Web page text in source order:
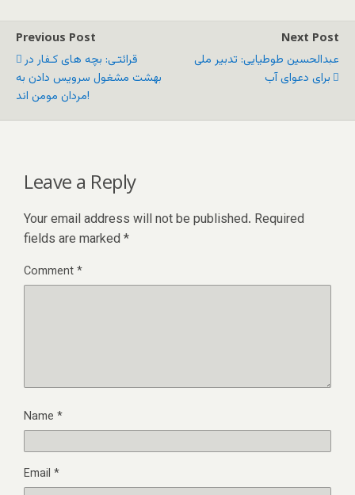
Previous Post
قرائتـی: بچه های کـفار در
بهشت مشغول سرویس دادن به
مردان مومن اند!
Next Post
عبدالحسین طوطیایی: تدبیر ملی
برای دعوای آب
Leave a Reply
Your email address will not be published. Required
fields are marked *
Comment*
Name *
Email *